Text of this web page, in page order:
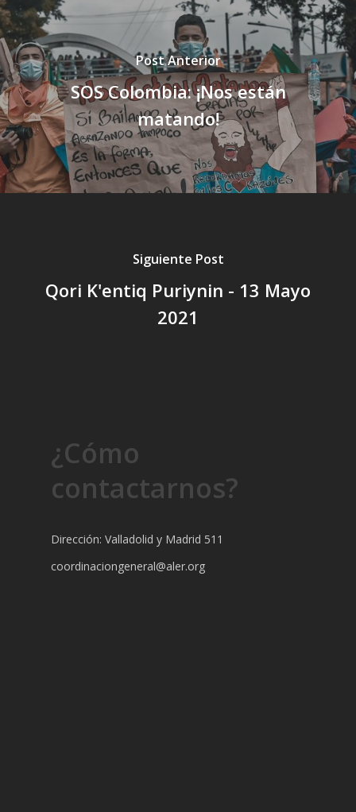
Post Anterior
SOS Colombia: ¡Nos están
matando!
Siguiente Post
Qori K'entiq Puriynin - 13 Mayo
2021
¿Cómo
contactarnos?
Dirección: Valladolid y Madrid 511
coordinaciongeneral@aler.org